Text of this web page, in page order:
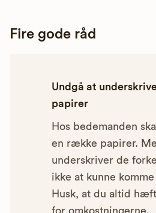
Fire gode råd
Undgå at
papirer
Hos bedemanden
en række papirer.
underskriver de
ikke at kunne
Husk, at du altid
for omkostningerne.